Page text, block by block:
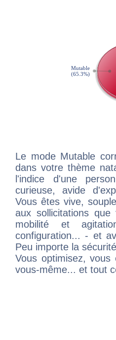
Le mode Mutable
dans votre thème
l'indice d'une
curieuse, avide
Vous êtes vive,
aux sollicitations
mobilité et
configuration... - et
Peu importe la
Vous optimisez, vous
vous-même... et tout